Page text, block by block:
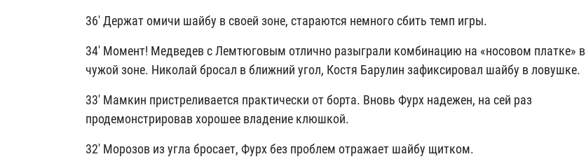
36' Держат омичи шайбу в своей зоне, стараются немного сбить темп игры.
34' Момент! Медведев с Лемтюговым отлично разыграли комбинацию на «носовом платке» в
чужой зоне. Николай бросал в ближний угол, Костя Барулин зафиксировал шайбу в ловушке.
33' Мамкин пристреливается практически от борта. Вновь Фурх надежен, на сей раз
продемонстрировав хорошее владение клюшкой.
32' Морозов из угла бросает, Фурх без проблем отражает шайбу щитком.